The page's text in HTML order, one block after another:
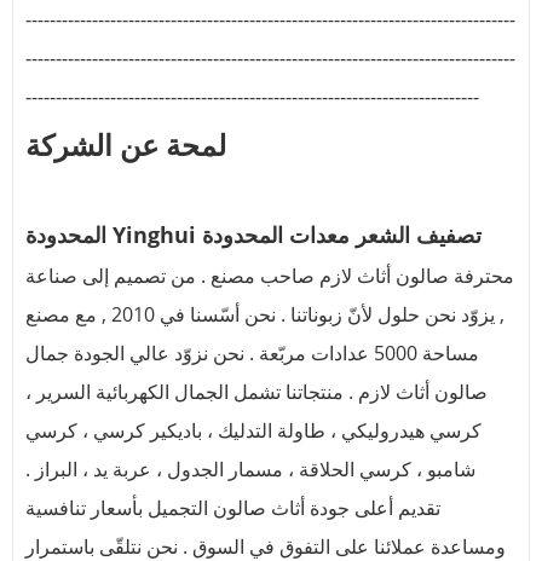
---------------------------------------------------------------------------------
---------------------------------------------------------------------------------
---------------------------------------------------------------------------
لمحة عن الشركة
المحدودة Yinghui تصفيف الشعر معدات المحدودة
محترفة صالون أثاث لازم صاحب مصنع . من تصميم إلى صناعة
, يزوّد نحن حلول لأنّ زبوناتنا . نحن أسّسنا في 2010 , مع مصنع
مساحة 5000 عدادات مربّعة . نحن نزوّد عالي الجودة جمال
صالون أثاث لازم . منتجاتنا تشمل الجمال الكهربائية السرير ،
كرسي هيدروليكي ، طاولة التدليك ، باديكير كرسي ، كرسي
شامبو ، كرسي الحلاقة ، مسمار الجدول ، عربة يد ، البراز .
تقديم أعلى جودة أثاث صالون التجميل بأسعار تنافسية
ومساعدة عملائنا على التفوق في السوق . نحن نتلقّى باستمرار